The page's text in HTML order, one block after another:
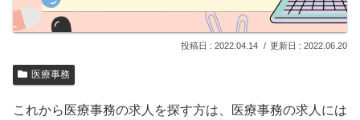
2022.04.14 2022.06.20
医療事務
これから医療事務の求人を探す方は、医療事務の求人には